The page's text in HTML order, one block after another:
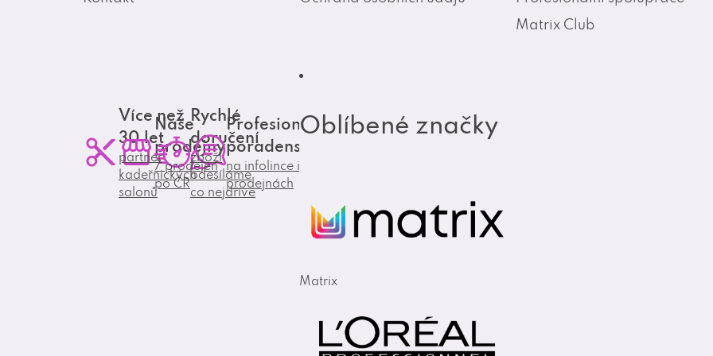
Matrix Club
Více než
30 let
partner
kadeřnických
salonů
Naše
prodejny
7 prodejen
po ČR
Rychlé
doručení
zboží
odesíláme
co nejdříve
Profesionální
poradenství
na infolince i
prodejnách
Oblíbené značky
Matrix